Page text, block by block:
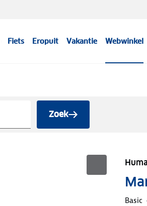
Fiets Eropuit Vakantie Webwinkel
Zoek
Basic